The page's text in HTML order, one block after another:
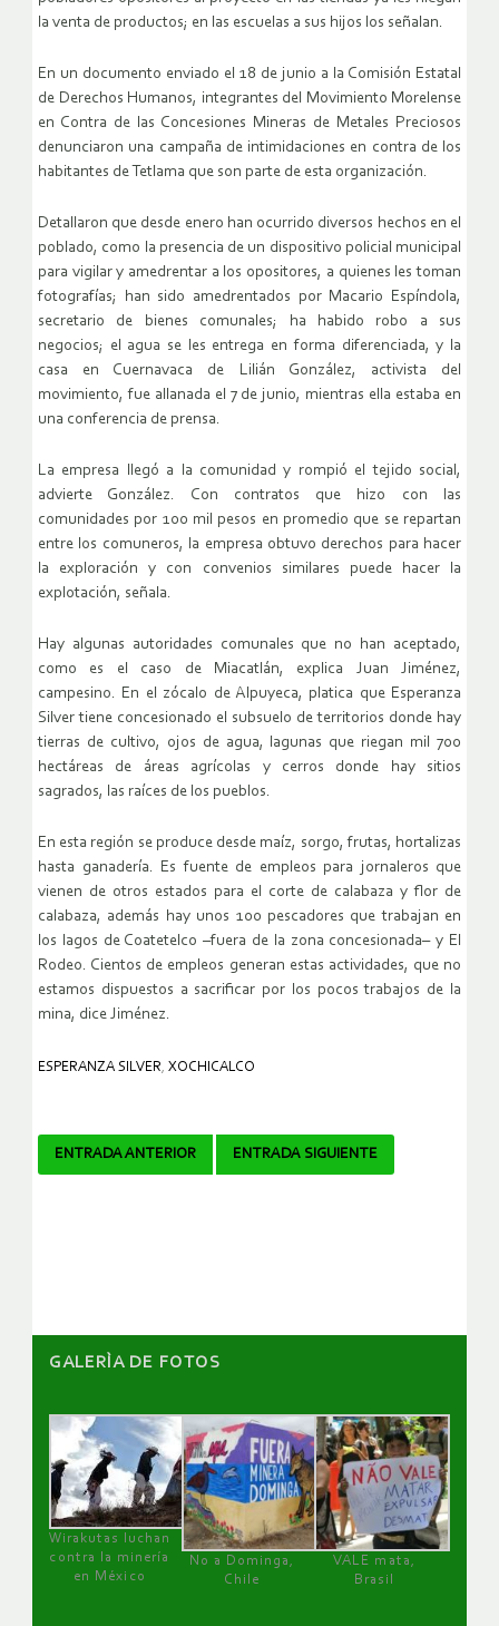
la venta de productos; en las escuelas a sus hijos los señalan.
En un documento enviado el 18 de junio a la Comisión Estatal
de Derechos Humanos, integrantes del Movimiento Morelense
en Contra de las Concesiones Mineras de Metales Preciosos
denunciaron una campaña de intimidaciones en contra de los
habitantes de Tetlama que son parte de esta organización.
Detallaron que desde enero han ocurrido diversos hechos en el
poblado, como la presencia de un dispositivo policial municipal
para vigilar y amedrentar a los opositores, a quienes les toman
fotografías; han sido amedrentados por Macario Espíndola,
secretario de bienes comunales; ha habido robo a sus
negocios; el agua se les entrega en forma diferenciada, y la
casa en Cuernavaca de Lilián González, activista del
movimiento, fue allanada el 7 de junio, mientras ella estaba en
una conferencia de prensa.
La empresa llegó a la comunidad y rompió el tejido social,
advierte González. Con contratos que hizo con las
comunidades por 100 mil pesos en promedio que se repartan
entre los comuneros, la empresa obtuvo derechos para hacer
la exploración y con convenios similares puede hacer la
explotación, señala.
Hay algunas autoridades comunales que no han aceptado,
como es el caso de Miacatlán, explica Juan Jiménez,
campesino. En el zócalo de Alpuyeca, platica que Esperanza
Silver tiene concesionado el subsuelo de territorios donde hay
tierras de cultivo, ojos de agua, lagunas que riegan mil 700
hectáreas de áreas agrícolas y cerros donde hay sitios
sagrados, las raíces de los pueblos.
En esta región se produce desde maíz, sorgo, frutas, hortalizas
hasta ganadería. Es fuente de empleos para jornaleros que
vienen de otros estados para el corte de calabaza y flor de
calabaza, además hay unos 100 pescadores que trabajan en
los lagos de Coatetelco –fuera de la zona concesionada– y El
Rodeo. Cientos de empleos generan estas actividades, que no
estamos dispuestos a sacrificar por los pocos trabajos de la
mina, dice Jiménez.
ESPERANZA SILVER, XOCHICALCO
Navegador
ENTRADA ANTERIOR ENTRADA SIGUIENTE
GALERÌA DE FOTOS
Wirakutas luchan
contra la minería
en México
No a Dominga,
Chile
VALE mata,
Brasil